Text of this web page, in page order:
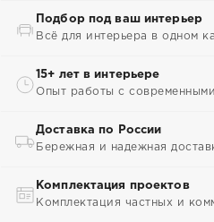
Подбор под ваш интерьер
Всё для интерьера в одном
15+ лет в интерьере
Опыт работы с
Доставка по России
Бережная и надежная
Комплектация проектов
Комплектация частных и